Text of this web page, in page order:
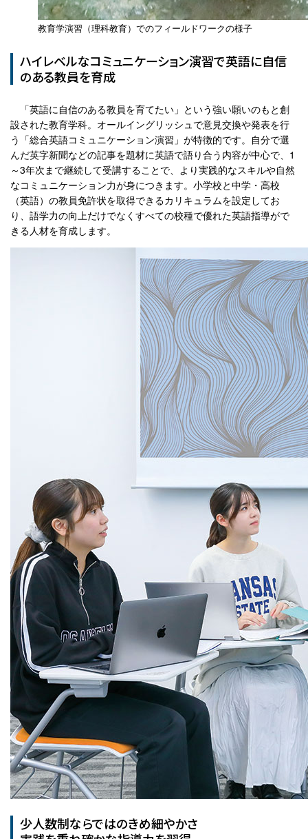
教育学演習（理科教育）でのフィールドワークの様子
ハイレベルなコミュニケーション演習で英語に自信
のある教員を育成
「英語に自信のある教員を育てたい」という強い願いのもと創
設された教育学科。オールイングリッシュで意見交換や発表を行
う「総合英語コミュニケーション演習」が特徴的です。自分で選
んだ英字新聞などの記事を題材に英語で語り合う内容が中心で、1
～3年次まで継続して受講することで、より実践的なスキルや自然
なコミュニケーション力が身につきます。小学校と中学・高校
（英語）の教員免許状を取得できるカリキュラムを設定してお
り、語学力の向上だけでなくすべての校種で優れた英語指導がで
きる人材を育成します。
少人数制ならではのきめ細やかさ